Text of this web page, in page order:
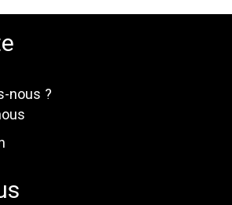
nous ?